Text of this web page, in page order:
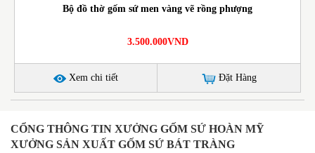
Bộ đồ thờ gốm sứ men vàng vẽ rồng phượng
3.500.000VND
Xem chi tiết Đặt Hàng
CỔNG THÔNG TIN XƯỞNG GỐM SỨ HOÀN MỸ
XƯỞNG SẢN XUẤT GỐM SỨ BÁT TRÀNG